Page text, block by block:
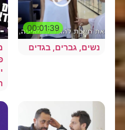
00:01:39
נשים, גברים, בגדים